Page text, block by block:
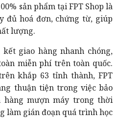
sản phẩm tại FPT Shop là
đủ hoá đơn, chứng từ, giúp
lượng.
kết giao hàng nhanh chóng,
miễn phí trên toàn quốc.
khắp 63 tỉnh thành, FPT
thuận tiện trong việc bảo
hàng mượn máy trong thời
làm gián đoạn quá trình học